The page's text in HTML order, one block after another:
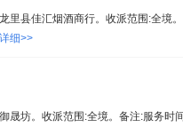
里县佳汇烟酒商行。收派范围:全境
详细>>
晟坊。收派范围:全境。备注:服务时